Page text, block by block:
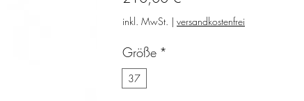
inkl. MwSt. | versandkostenfrei
Größe *
37